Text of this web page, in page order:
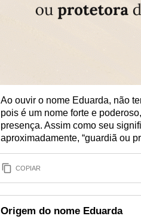
Ao ouvir o nome Eduarda, não
pois é um nome forte e
presença. Assim como seu
aproximadamente, “guardiã ou
COPIAR
Origem do nome Eduarda